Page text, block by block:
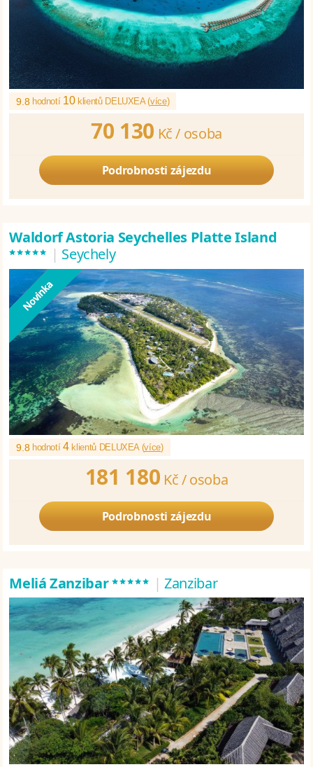
9.8 hodnotí 10klientů DELUXEA (více)
70 130 Kč / osoba
Podrobnosti zájezdu
Waldorf Astoria Seychelles Platte Island
***** | Seychely
9.8 hodnotí4klientů DELUXEA (více)
181 180 Kč /osoba
Podrobnosti zájezdu
Meliá Zanzibar***** | Zanzibar